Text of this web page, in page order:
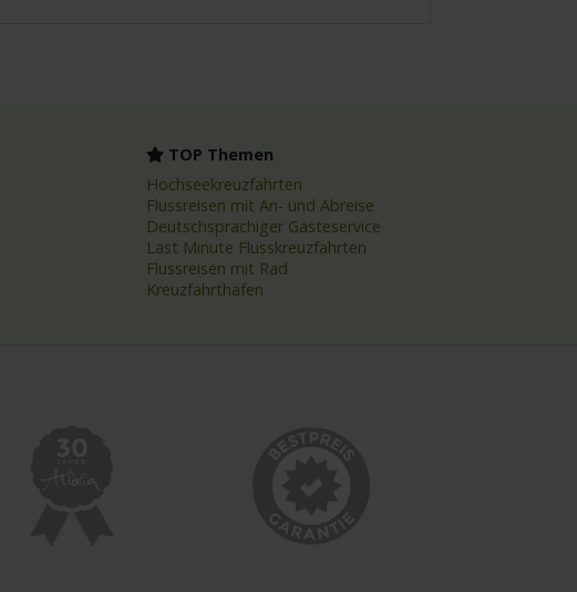
TOP Themen
Hochseekreuzfahrten
Flussreisen mit An- und Abreise
Deutschsprachiger Gästeservice
Last Minute Flusskreuzfahrten
Flussreisen mit Rad
Kreuzfahrthäfen